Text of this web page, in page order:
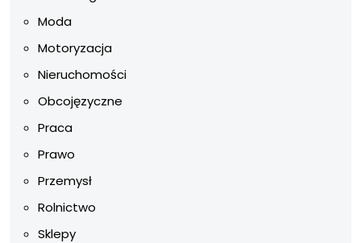
Moda
Motoryzacja
Nieruchomości
Obcojęzyczne
Praca
Prawo
Przemysł
Rolnictwo
Sklepy